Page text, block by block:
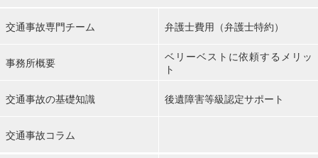
交通事故専門チーム 弁護士費用（弁護士特約）
事務所概要
ベリーベストに依頼するメリッ
ト
交通事故の基礎知識 後遺障害等級認定サポート
交通事故コラム